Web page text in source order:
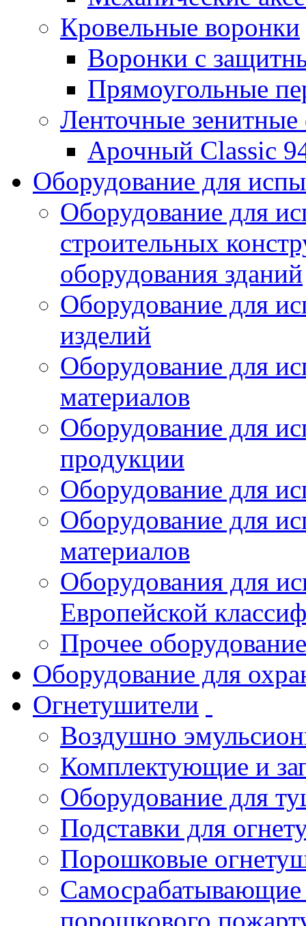
Кровельные воронки
Воронки с
Прямоугольные
Ленточные
Арочный Classic
Оборудование для
Оборудование для
строительных
оборудования зданий
Оборудование для
изделий
Оборудование для
материалов
Оборудование для
продукции
Оборудование для
Оборудование для
материалов
Оборудования для
Европейской
Прочее оборудование
Оборудование для
Огнетушители
Воздушно
Комплектующие и
Оборудование для
Подставки для
Порошковые
порошкового